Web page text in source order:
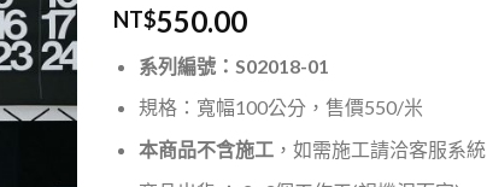
NT$550.00
系列編號：S02018-01
規格：寬幅100公分，售價550/米
本商品不含施工，如需施工請洽客服系統